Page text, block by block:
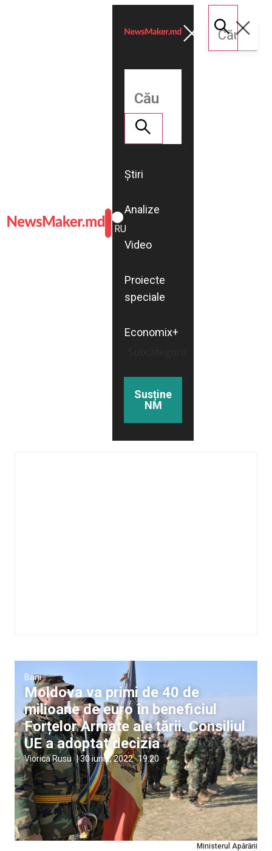
ROMÂNĂ
RU
Știri
Analize
Video
Proiecte
speciale
Economix+
Susține
NM
Ministerul Apărării
Bani
Moldova va primi de 40 de
milioane de euro în beneficiul
Forțelor Armate ale țării. Consiliul
UE a adoptat decizia
Viorica Rusu |30 iunie, 2022 19:20